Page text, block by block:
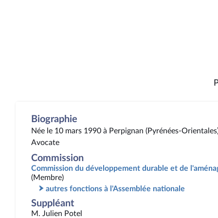
Biographie
Née le 10 mars 1990 à Perpignan (Pyrénées-
Avocate
Commission
Commission du développement durable et de
(Membre)
autres fonctions à l'Assemblée nationale
Suppléant
M. Julien Potel